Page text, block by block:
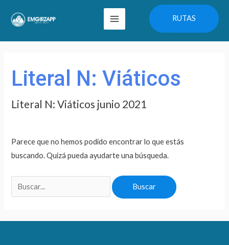
Main
Menu
RUTAS
Literal N: Viáticos
Literal N: Viáticos junio 2021
Parece que no hemos podido encontrar lo que estás
buscando. Quizá pueda ayudarte una búsqueda.